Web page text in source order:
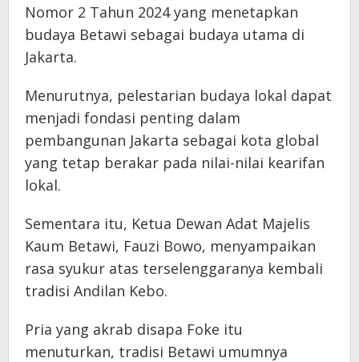
Nomor 2 Tahun 2024 yang menetapkan
budaya Betawi sebagai budaya utama di
Jakarta.
Menurutnya, pelestarian budaya lokal dapat
menjadi fondasi penting dalam
pembangunan Jakarta sebagai kota global
yang tetap berakar pada nilai-nilai kearifan
lokal.
Sementara itu, Ketua Dewan Adat Majelis
Kaum Betawi, Fauzi Bowo, menyampaikan
rasa syukur atas terselenggaranya kembali
tradisi Andilan Kebo.
Pria yang akrab disapa Foke itu
menuturkan, tradisi Betawi umumnya